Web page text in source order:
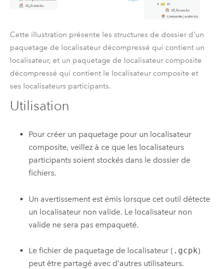
Cette illustration présente les structures de dossier d'un
paquetage de localisateur décompressé qui contient un
localisateur, et un paquetage de localisateur composite
décompressé qui contient le localisateur composite et
ses localisateurs participants.
Utilisation
Pour créer un paquetage pour un localisateur
composite, veillez à ce que les localisateurs
participants soient stockés dans le dossier de
fichiers.
Un avertissement est émis lorsque cet outil détecte
un localisateur non valide. Le localisateur non
valide ne sera pas empaqueté.
Le fichier de paquetage de localisateur ( .gcpk)
peut être partagé avec d'autres utilisateurs.